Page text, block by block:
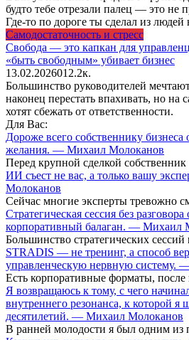
будто тебе отрезали палец — это не
Где-то по дороге ты сделал из людей
Самодостаточность и стресс
Свобода — это капкан для
«быть свободным» убивает бизнес
13.02.2026012.2к.
Большинство руководителей
наконец перестать впахивать, но на
хотят сбежать от ответственности.
Для Вас:
Дороже всего собственнику бизнеса
желания. — Михаил Молоканов
Перед крупной сделкой
ИИ съест не вас, а только вашу
Молоканов
Сейчас многие эксперты тревожно
Стратегическая сессия без
корпоративный балаган. — Михаил
Большинство стратегических
STRADIS — не тренинг, а способ
управленческую нервную систему.
Есть корпоративные форматы,
Я возвращаюсь к тому, с чего
внутреннего резонанса, к которой я
десятилетий. — Михаил Молоканов
В ранней молодости я был одним из